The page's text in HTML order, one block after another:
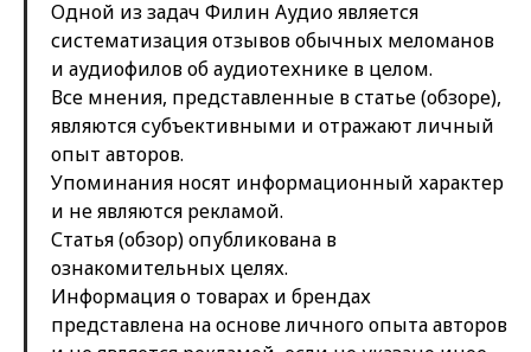
Одной из задач Филин Аудио является
систематизация отзывов обычных меломанов
и аудиофилов об аудиотехнике в целом.
Все мнения, представленные в статье (обзоре),
являются субъективными и отражают личный
опыт авторов.
Упоминания носят информационный характер
и не являются рекламой.
Статья (обзор) опубликована в
ознакомительных целях.
Информация о товарах и брендах
представлена на основе личного опыта авторов